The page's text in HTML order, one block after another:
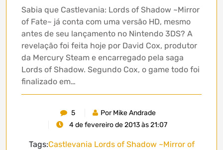
Sabia que Castlevania: Lords of Shadow ~Mirror
of Fate~ já conta com uma versão HD, mesmo
antes de seu lançamento no Nintendo 3DS? A
revelação foi feita hoje por David Cox, produtor
da Mercury Steam e encarregado pela saga
Lords of Shadow. Segundo Cox, o game todo foi
finalizado em…
5
Por Mike Andrade
4 de fevereiro de 2013 às 21:07
Tags:Castlevania Lords of Shadow ~Mirror of